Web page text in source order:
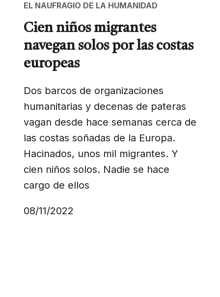
EL NAUFRAGIO DE LA HUMANIDAD
Cien niños migrantes
navegan solos por las costas
europeas
Dos barcos de organizaciones
humanitarias y decenas de pateras
vagan desde hace semanas cerca de
las costas soñadas de la Europa.
Hacinados, unos mil migrantes. Y
cien niños solos. Nadie se hace
cargo de ellos
08/11/2022